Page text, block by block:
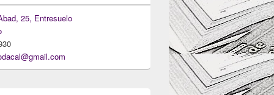
25, Entresuelo